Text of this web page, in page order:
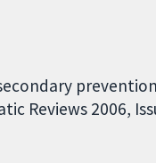
prevention
Reviews 2006,